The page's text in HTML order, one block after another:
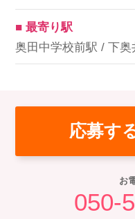
■ 最寄り駅
奥田中学校前駅 / 下奥
応募す
お
050-